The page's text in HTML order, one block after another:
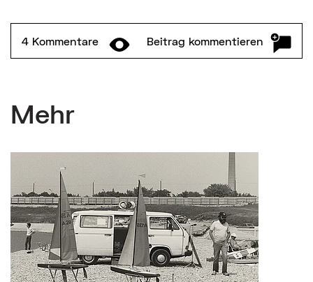
4 Kommentare Beitrag kommentieren
Formular und Kommentare ein-/ausklappen
Mehr
Mehr zu: Impressionen von der Großbaustelle